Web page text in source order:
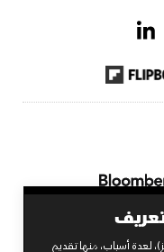
لعدة أسباب، منها تقديم